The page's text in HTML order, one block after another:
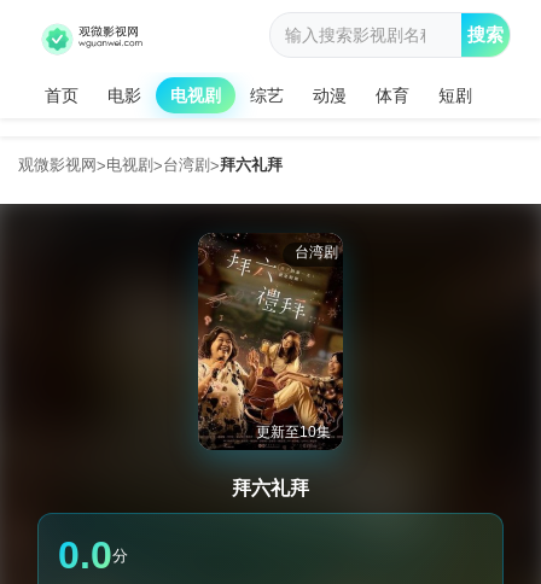
首页 电影 电视剧 综艺 动漫 体育 短剧
搜索
观微影视网>电视剧 >台湾剧 >拜六礼拜
台湾剧
更新至10集
拜六礼拜
0.0分